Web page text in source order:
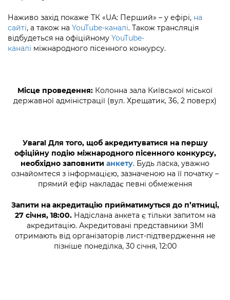
Kyiv International Relations
Річні звіти
Безбар'єрність
Портал Захисників та Захисниць
Безбар'єрність
Важливе під час воєнного стану
Важливе під час воєнного стану
Про відкриті дані
Портал даних Києва
Наживо захід покаже ТК «UА: Перший» – у ефірі, на
сайті, а також на YouTube-каналі. Також трансляція
відбудеться на офіційному YouTube-
каналі міжнародного пісенного конкурсу.
Місце проведення: Колонна зала Київської міської
державної адміністрації (вул. Хрещатик, 36, 2 поверх)
Увага! Для того, щоб акредитуватися на першу
офіційну подію міжнародного пісенного конкурсу,
необхідно заповнити анкету. Будь ласка, уважно
ознайомтеся з інформацією, зазначеною на її початку –
прямий ефір накладає певні обмеження
Запити на акредитацію прийматимуться до п’ятниці,
27 січня, 18:00.Надіслана анкета є тільки запитом на
акредитацію. Акредитовані представники ЗМІ
отримають від організаторів лист-підтвердження не
пізніше понеділка, 30 січня, 12:00